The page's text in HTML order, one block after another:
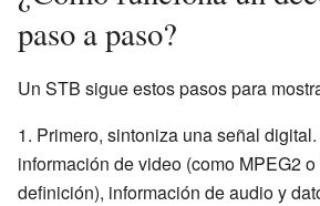
paso a paso?
Un STB sigue estos pasos para
Primero, sintoniza una señal
información de video (como MPEG2
definición), información de audio y